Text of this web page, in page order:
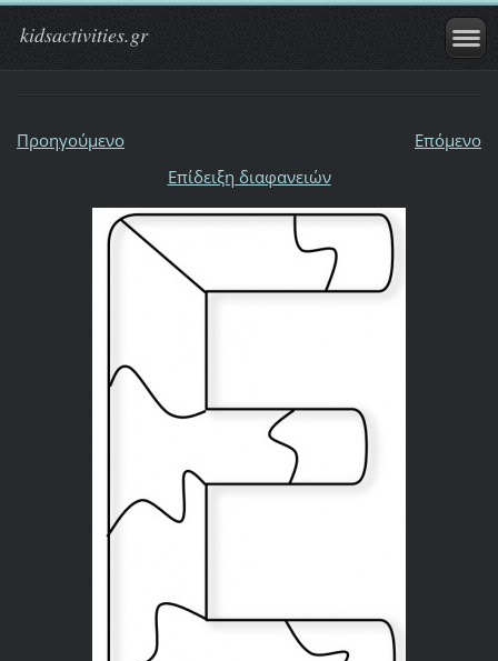
kidsactivities.gr
Προηγούμενο
Επόμενο
Επίδειξη διαφανειών